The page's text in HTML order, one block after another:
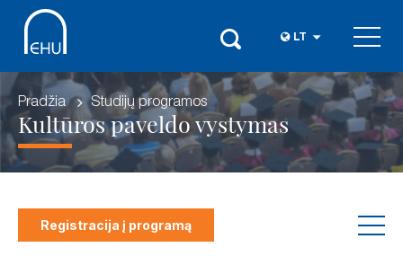
LT
Pradžia Studijų programos
Kultūros paveldo vystymas
Registracija į programą